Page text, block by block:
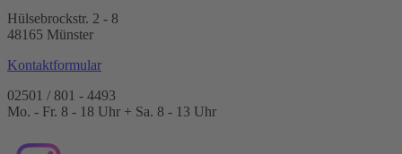
Hülsebrockstr. 2 - 8
48165 Münster
Kontaktformular
02501 / 801 - 4493
Mo. - Fr. 8 - 18 Uhr + Sa. 8 - 13 Uhr